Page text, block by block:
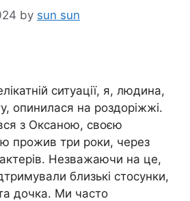
by sun sun
ситуації, я, людина,
опинилася на роздоріжжі.
з Оксаною, своєю
прожив три роки, через
Незважаючи на це,
близькі стосунки,
дочка. Ми часто